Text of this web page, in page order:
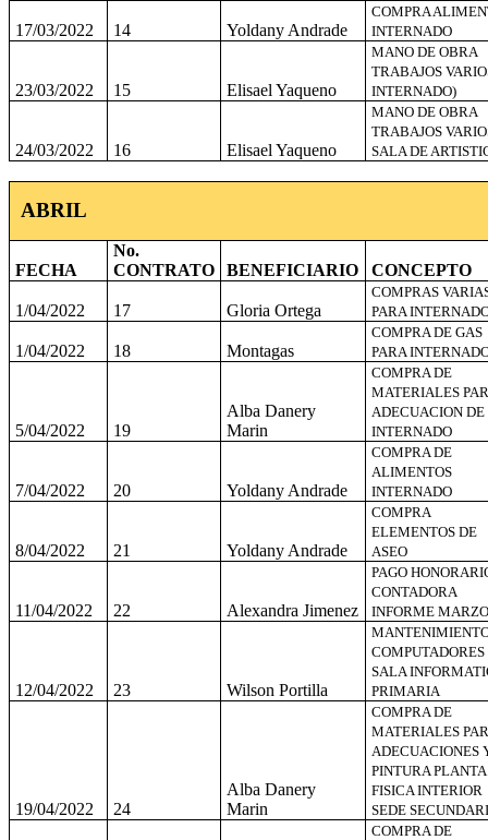
17/03/2022 14 Yoldany Andrade
COMPRA
INTERNADO
23/03/2022 15 Elisael Yaqueno
MANO DE OBRA
TRABAJOS
INTERNADO)
24/03/2022 16 Elisael Yaqueno
MANO DE OBRA
TRABAJOS
SALA DE
ABRIL
FECHA
No.
CONTRATO
BENEFICIARIO CONCEPTO
1/04/2022 17 Gloria Ortega
COMPRAS
PARA
1/04/2022 18 Montagas
COMPRA DE GAS
PARA
5/04/2022 19
Alba Danery
Marin
COMPRA DE
MATERIALES
ADECUACION DE
INTERNADO
7/04/2022 20 Yoldany Andrade
COMPRA DE
ALIMENTOS
INTERNADO
8/04/2022 21 Yoldany Andrade
COMPRA
ELEMENTOS DE
ASEO
11/04/2022 22 Alexandra Jimenez
PAGO
CONTADORA
INFORME MARZO
12/04/2022 23 Wilson Portilla
COMPUTADORES
SALA
PRIMARIA
19/04/2022 24
Alba Danery
Marin
COMPRA DE
MATERIALES
ADECUACIONES
PINTURA PLANTA
FISICA INTERIOR
SEDE
COMPRA DE